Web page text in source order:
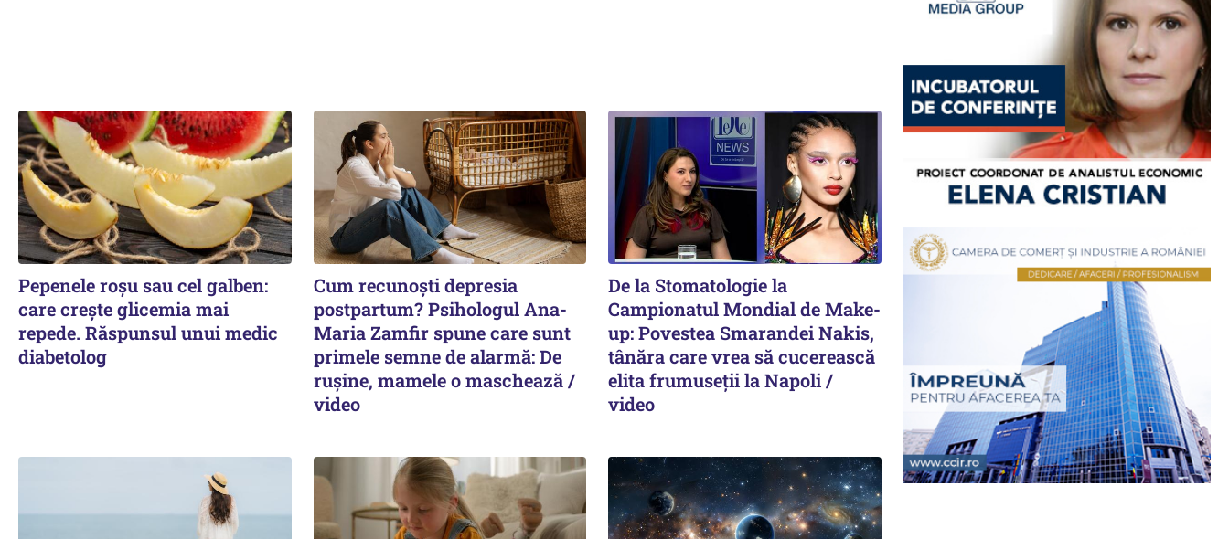
Pepenele roșu sau cel galben:
care crește glicemia mai
repede. Răspunsul unui medic
diabetolog
Cum recunoști depresia
postpartum? Psihologul Ana-
Maria Zamfir spune care sunt
primele semne de alarmă: De
rușine, mamele o maschează /
video
De la Stomatologie la
Campionatul Mondial de Make-
up: Povestea Smarandei Nakis,
tânăra care vrea să cucerească
elita frumuseții la Napoli /
video